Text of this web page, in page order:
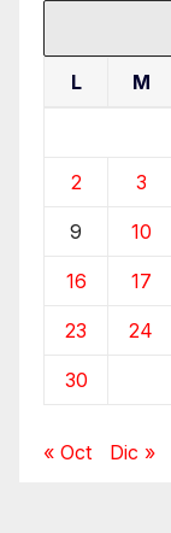
L M
2 3
9 10
16 17
23 24
30
« Oct Dic »